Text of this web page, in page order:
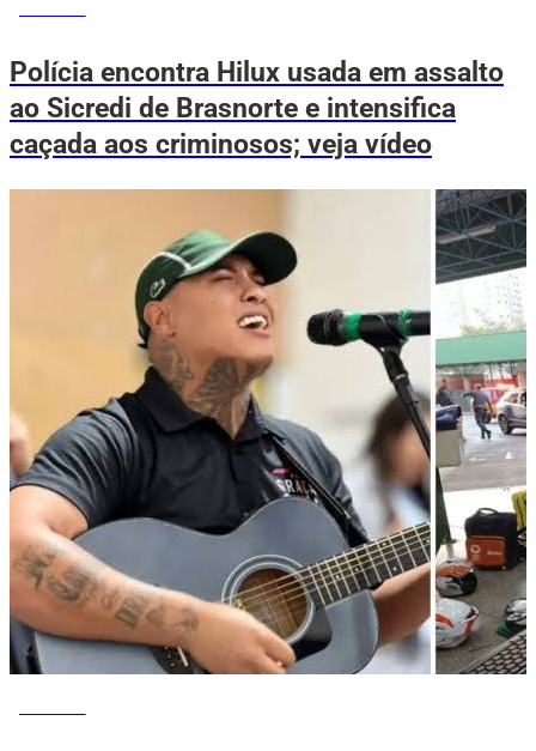
Polícia encontra Hilux usada em assalto
ao Sicredi de Brasnorte e intensifica
caçada aos criminosos; veja vídeo